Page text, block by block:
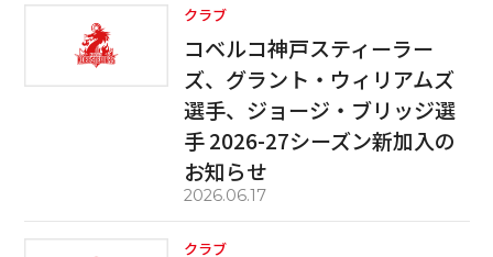
クラブ
コベルコ神戸スティーラー
ズ、グラント・ウィリアムズ
選手、ジョージ・ブリッジ選
手 2026-27シーズン新加入の
お知らせ
2026.06.17
クラブ